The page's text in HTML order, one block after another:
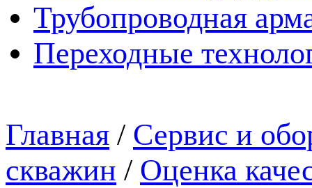
Трубопроводная
Переходные
Главная / Сервис и
скважин / Оценка